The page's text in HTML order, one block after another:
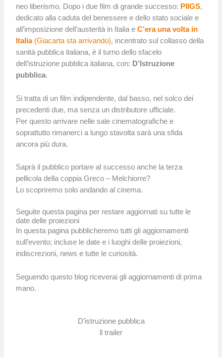
neo liberismo. Dopo i due film di grande successo: PIIGS,
dedicato alla caduta del benessere e dello stato sociale e
all’imposizione dell’austerità in Italia eC’era una volta in
Italia(Giacarta sta arrivando), incentrato sul collasso della
sanità pubblica italiana, è il turno dello sfacelo
dell’istruzione pubblica italiana, con: D’Istruzione
pubblica.
Si tratta di un film indipendente, dal basso, nel solco dei
precedenti due, ma senza un distributore ufficiale.
Per questo arrivare nelle sale cinematografiche e
soprattutto rimanerci a lungo stavolta sarà una sfida
ancora più dura.
Saprà il pubblico portare al successo anche la terza
pellicola della coppia Greco – Melchiorre?
Lo scopriremo solo andando al cinema.
Seguite questa pagina per restare aggiornati su tutte le
date delle proiezioni
In questa pagina pubblicheremo tutti gli aggiornamenti
sull’evento; incluse le date e i luoghi delle proiezioni,
indiscrezioni, news e tutte le curiosità.
Seguendo questo blog riceverai gli aggiornamenti di prima
mano.
D’istruzione pubblica
ll trailer